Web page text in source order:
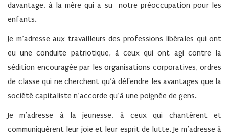
davantage, à la mère qui a su notre préoccupation pour les
enfants.
Je m’adresse aux travailleurs des professions libérales qui ont
eu une conduite patriotique, à ceux qui ont agi contre la
sédition encouragée par les organisations corporatives, ordres
de classe qui ne cherchent qu’à défendre les avantages que la
société capitaliste n’accorde qu’à une poignée de gens.
Je m’adresse à la jeunesse, à ceux qui chantèrent et
communiquèrent leur joie et leur esprit de lutte. Je m’adresse à